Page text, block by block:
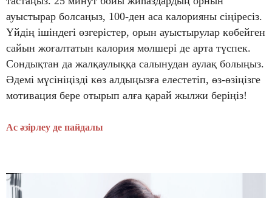
ауыстырар болсаңыз, 100-ден аса калорияны сіңіресіз.
Үйдің ішіндегі өзгерістер, орын ауыстырулар көбейген
сайын жоғалтатын калория мөлшері де арта түспек.
Сондықтан да жалқаулыққа салынудан аулақ болыңыз.
Әдемі мүсініңізді көз алдыңызға елестетіп, өз-өзіңізге
мотивация бере отырып алға қарай жылжи беріңіз!
Ас әзірлеу де пайдалы